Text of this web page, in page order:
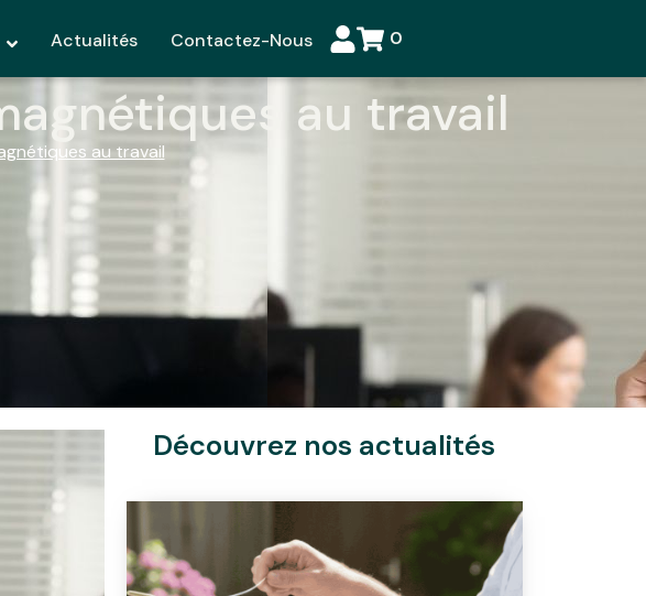
Actualités Contactez-Nous 0
au travail
au travail
Découvrez nos actualités